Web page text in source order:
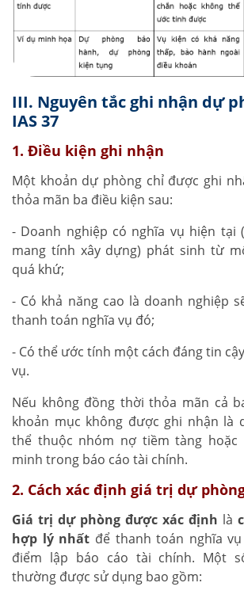
III. Nguyên tắc ghi nhận dự
IAS 37
1. Điều kiện ghi nhận
Một khoản dự phòng chỉ được ghi
thỏa mãn ba điều kiện sau:
- Doanh nghiệp có nghĩa vụ hiện tại
mang tính xây dựng) phát sinh từ
quá khứ;
- Có khả năng cao là doanh nghiệp
thanh toán nghĩa vụ đó;
- Có thể ước tính một cách đáng tin
vụ.
Nếu không đồng thời thỏa mãn cả
khoản mục không được ghi nhận là
thể thuộc nhóm nợ tiềm tàng hoặc
minh trong báo cáo tài chính.
2. Cách xác định giá trị dự
Giá trị dự phòng được xác định là
hợp lý nhất để thanh toán nghĩa
điểm lập báo cáo tài chính. Một
thường được sử dụng bao gồm: